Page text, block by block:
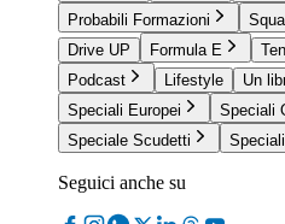
Probabili Formazioni
Drive UP
Formula E
Podcast
Lifestyle
Un
Speciali Europei
Speciali
Speciale Scudetti
Seguici anche su